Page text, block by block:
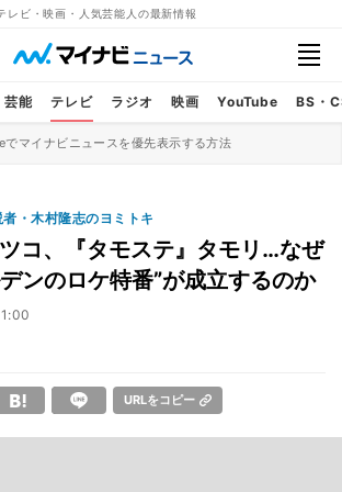
レビ・映画・人気芸能人の最新情報
芸能 テレビ ラジオ 映画 YouTube BS・
マイナビニュースを優先表示する方法
・木村隆志のヨミトキ
ツコ、『タモステ』タモリ…なぜ
ンのロケ特番”が成立するのか
URLをコピー